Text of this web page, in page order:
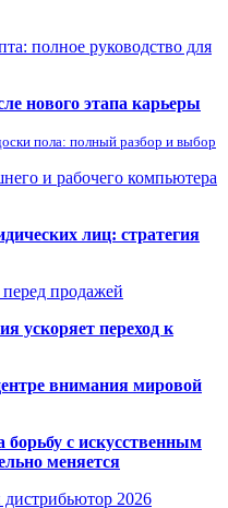
полное руководство для
нового этапа карьеры
пола: полный разбор и выбор
и рабочего компьютера
лиц: стратегия
продажей
ускоряет переход к
внимания мировой
с искусственным
меняется
2026